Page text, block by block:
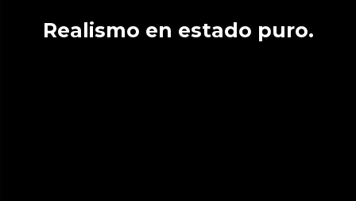
Realismo en estado puro.